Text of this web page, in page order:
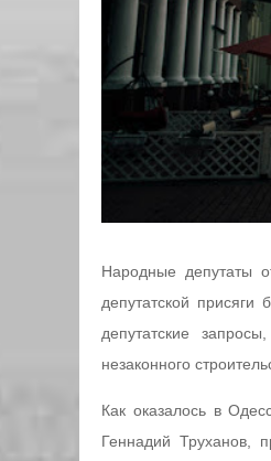
Народные депутаты
депутатской
депутатские
незаконного
Как оказалось в
Геннадий Труханов,